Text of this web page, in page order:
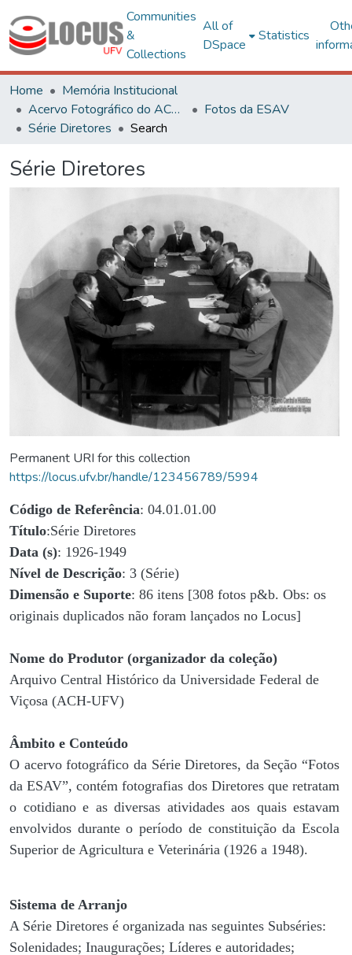
Communities
&
Collections
All of
DSpace
Statistics
Home
Memória Institucional
Acervo Fotográfico do ACH-UFV
Fotos da ESAV
Série Diretores
Search
Série Diretores
Permanent URI for this collection
https://locus.ufv.br/handle/123456789/5994
Código de Referência: 04.01.01.00
Título:Série Diretores
Data (s): 1926-1949
Nível de Descrição: 3 (Série)
Dimensão e Suporte: 86 itens [308 fotos p&b. Obs: os
originais duplicados não foram lançados no Locus]
Nome do Produtor (organizador da coleção)
Arquivo Central Histórico da Universidade Federal de
Viçosa (ACH-UFV)
Âmbito e Conteúdo
O acervo fotográfico da Série Diretores, da Seção “Fotos
da ESAV”, contém fotografias dos Diretores que retratam
o cotidiano e as diversas atividades aos quais estavam
envolvidos durante o período de constituição da Escola
Superior de Agricultura e Veterinária (1926 a 1948).
Sistema de Arranjo
A Série Diretores é organizada nas seguintes Subséries:
Solenidades; Inaugurações; Líderes e autoridades;